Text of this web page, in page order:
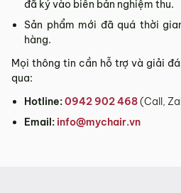
đã ký vào biên bản nghiệm thu.
Sản phẩm mới đã quá thời
hàng.
Mọi thông tin cần hỗ trợ và giải
qua:
Hotline:0942 902 468(Call,
Email: info@mychair.vn